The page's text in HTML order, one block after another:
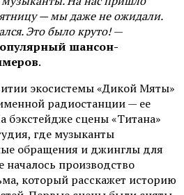
— мы даже не ожидали.
Это было круто!—
шансон-
.
экосистемы «Дикой Мяты»
радиостанции — ее
бэкстейдже сцены «Титана»
где музыканты
обращения и джинглы для
производство
который расскажет историю